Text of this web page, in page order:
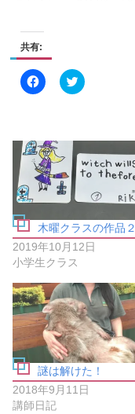
共有:
F
a
o
k
で
共
有
す
る
は
ク
リ
ッ
ク
て
く
だ
さ
い
(
新
し
い
ウ
ィ
ン
ド
ク
リ
T
w
t
t
r
共
有
(
新
ウ
ィ
ン
ド
ウ
で
開
き
ま
す
)
木曜クラスの作品２
2019年10月12日
小学生クラス
謎は解けた！
2018年9月11日
講師日記